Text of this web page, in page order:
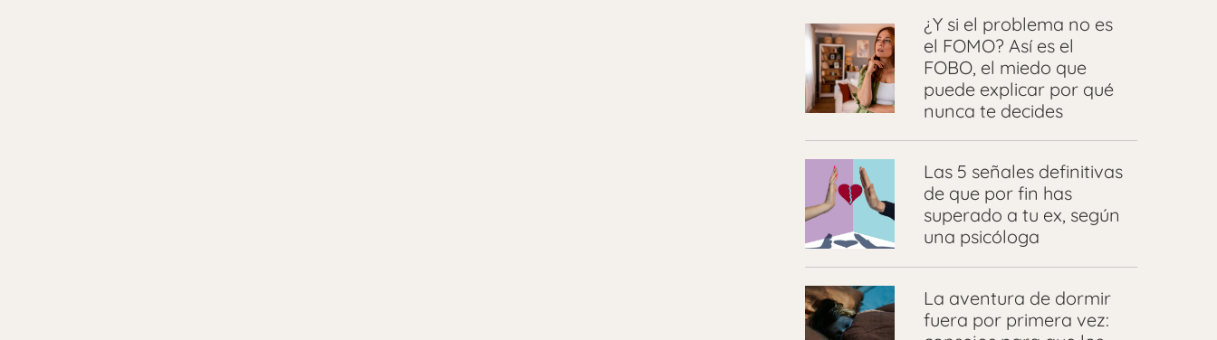
¿Y si el problema no es
el FOMO? Así es el
FOBO, el miedo que
puede explicar por qué
nunca te decides
Las 5 señales definitivas
de que por fin has
superado a tu ex, según
una psicóloga
La aventura de dormir
fuera por primera vez: